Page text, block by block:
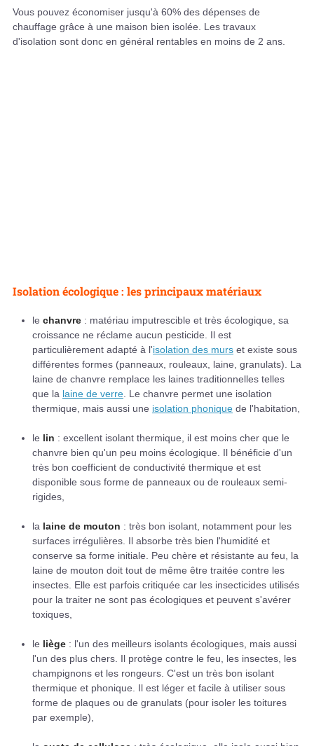
Vous pouvez économiser jusqu'à 60% des dépenses de
chauffage grâce à une maison bien isolée. Les travaux
d'isolation sont donc en général rentables en moins de 2 ans.
Isolation écologique : les principaux matériaux
le chanvre : matériau imputrescible et très écologique, sa
croissance ne réclame aucun pesticide. Il est
particulièrement adapté à l'isolation des murs et existe sous
différentes formes (panneaux, rouleaux, laine, granulats). La
laine de chanvre remplace les laines traditionnelles telles
que la laine de verre . Le chanvre permet une isolation
thermique, mais aussi une isolation phonique de l'habitation,
le lin : excellent isolant thermique, il est moins cher que le
chanvre bien qu'un peu moins écologique. Il bénéficie d'un
très bon coefficient de conductivité thermique et est
disponible sous forme de panneaux ou de rouleaux semi-
rigides,
la laine de mouton : très bon isolant, notamment pour les
surfaces irrégulières. Il absorbe très bien l'humidité et
conserve sa forme initiale. Peu chère et résistante au feu, la
laine de mouton doit tout de même être traitée contre les
insectes. Elle est parfois critiquée car les insecticides utilisés
pour la traiter ne sont pas écologiques et peuvent s'avérer
toxiques,
le liège : l'un des meilleurs isolants écologiques, mais aussi
l'un des plus chers. Il protège contre le feu, les insectes, les
champignons et les rongeurs. C'est un très bon isolant
thermique et phonique. Il est léger et facile à utiliser sous
forme de plaques ou de granulats (pour isoler les toitures
par exemple),